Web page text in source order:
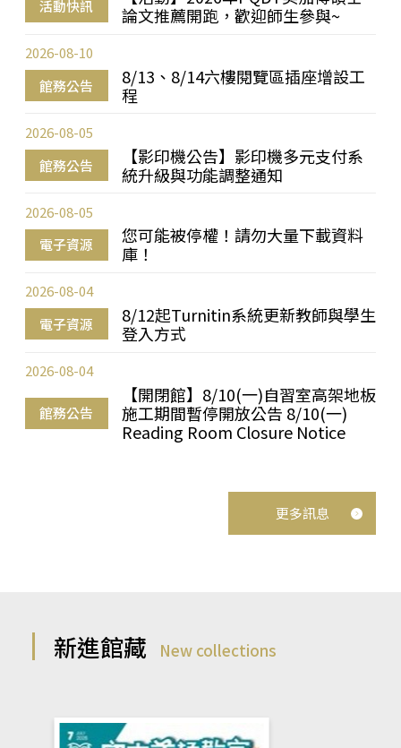
活動快訊
論文推薦開跑，歡迎師生參與~
館務公告
8/13、8/14六樓閱覽區插座增設工
程
2026-08-10
館務公告
【影印機公告】影印機多元支付系
統升級與功能調整通知
2026-08-05
電子資源
您可能被停權！請勿大量下載資料
庫！
2026-08-05
電子資源
8/12起Turnitin系統更新教師與學生
登入方式
2026-08-04
館務公告
【開閉館】8/10(一)自習室高架地板
施工期間暫停開放公告 8/10(一)
Reading Room Closure Notice
2026-08-04
更多訊息
新進館藏 New collections